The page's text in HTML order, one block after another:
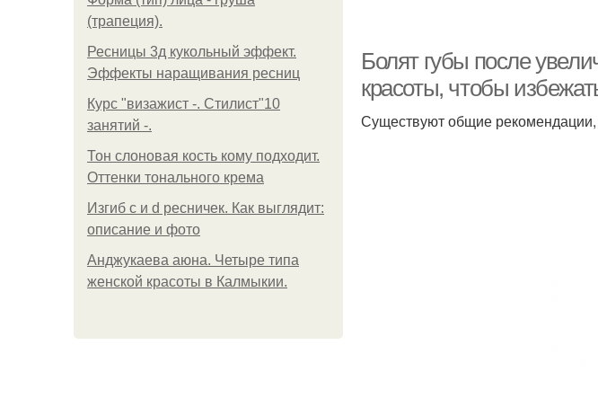
(трапеция).
Ресницы 3д кукольный эффект.
Эффекты наращивания ресниц
Курс "визажист -. Стилист"10
занятий -.
Тон слоновая кость кому подходит.
Оттенки тонального крема
Изгиб c и d ресничек. Как выглядит:
описание и фото
Анджукаева аюна. Четыре типа
женской красоты в Калмыкии.
Болят губы после
красоты, чтобы
Существуют общие